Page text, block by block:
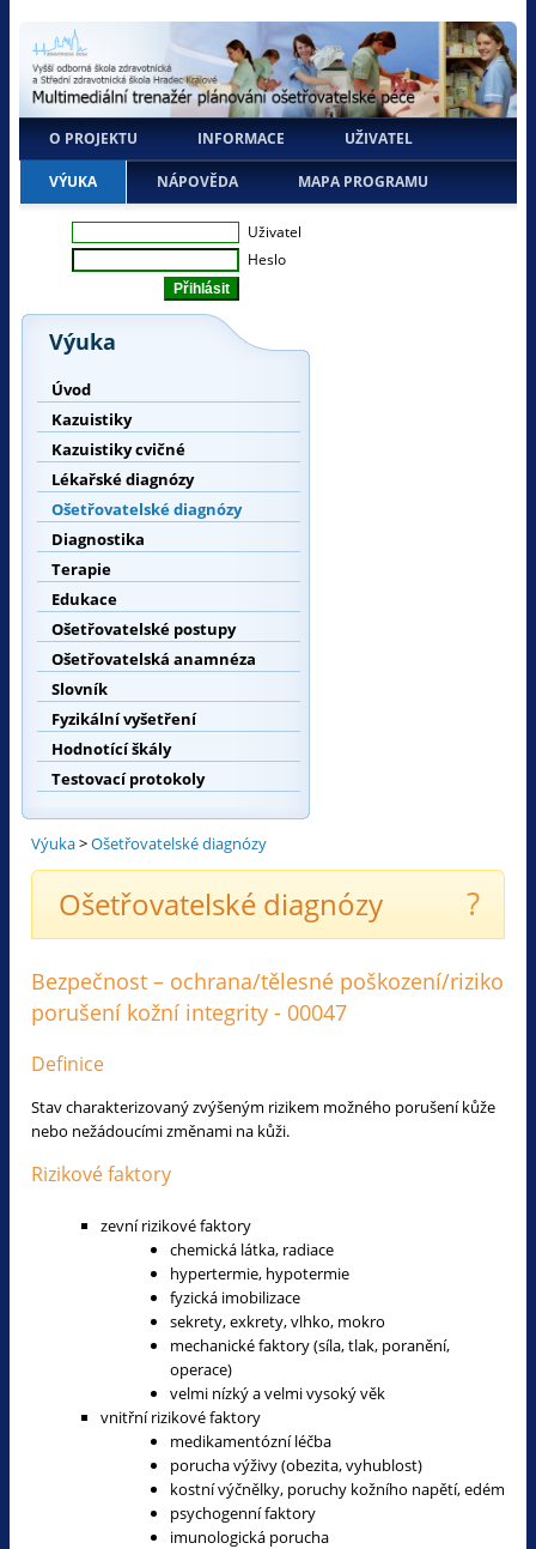
O PROJEKTU INFORMACE UŽIVATEL
VÝUKA NÁPOVĚDA MAPA PROGRAMU
Uživatel
Heslo
Výuka
Úvod
Kazuistiky
Kazuistiky cvičné
Lékařské diagnózy
Ošetřovatelské diagnózy
Diagnostika
Terapie
Edukace
Ošetřovatelské postupy
Ošetřovatelská anamnéza
Slovník
Fyzikální vyšetření
Hodnotící škály
Testovací protokoly
Výuka>Ošetřovatelské diagnózy
Ošetřovatelské diagnózy ?
Bezpečnost – ochrana/tělesné poškození/riziko
porušení kožní integrity - 00047
Definice
Stav charakterizovaný zvýšeným rizikem možného porušení kůže
nebo nežádoucími změnami na kůži.
Rizikové faktory
zevní rizikové faktory
chemická látka, radiace
hypertermie, hypotermie
fyzická imobilizace
sekrety, exkrety, vlhko, mokro
mechanické faktory (síla, tlak, poranění,
operace)
velmi nízký a velmi vysoký věk
vnitřní rizikové faktory
medikamentózní léčba
porucha výživy (obezita, vyhublost)
kostní výčnělky, poruchy kožního napětí, edém
psychogenní faktory
imunologická porucha